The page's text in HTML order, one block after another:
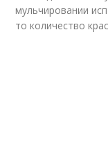
мульчировании
то количество